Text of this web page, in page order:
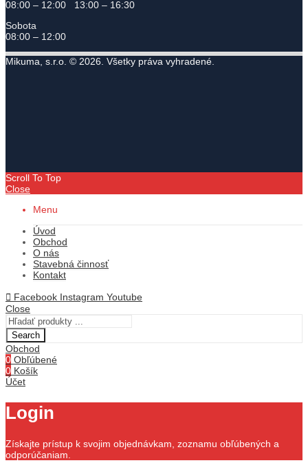
08:00 – 12:00 13:00 – 16:30
Sobota
08:00 – 12:00
Mikuma, s.r.o. © 2026. Všetky práva vyhradené.
Scroll To Top
Close
Menu
Úvod
Obchod
O nás
Stavebná činnosť
Kontakt
Facebook Instagram Youtube
Close
Search
Obchod
0 Obľúbené
0 Košík
Účet
Login
Získajte prístup k svojim objednávkam, zoznamu obľúbených a
odporúčaniam.